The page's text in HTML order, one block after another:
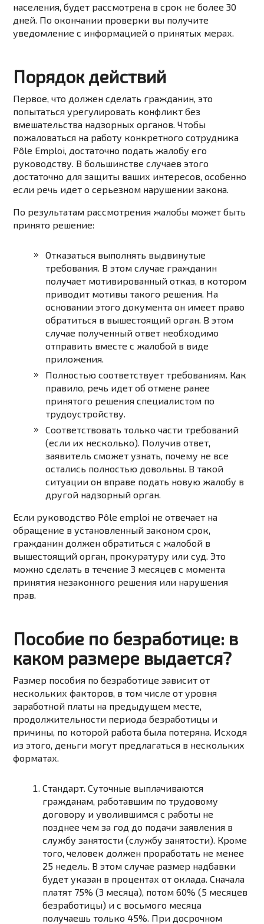
населения, будет рассмотрена в срок не более 30
дней. По окончании проверки вы получите
уведомление с информацией о принятых мерах.
Порядок действий
Первое, что должен сделать гражданин, это
попытаться урегулировать конфликт без
вмешательства надзорных органов. Чтобы
пожаловаться на работу конкретного сотрудника
Pôle Emploi, достаточно подать жалобу его
руководству. В большинстве случаев этого
достаточно для защиты ваших интересов, особенно
если речь идет о серьезном нарушении закона.
По результатам рассмотрения жалобы может быть
принято решение:
Отказаться выполнять выдвинутые
требования. В этом случае гражданин
получает мотивированный отказ, в котором
приводит мотивы такого решения. На
основании этого документа он имеет право
обратиться в вышестоящий орган. В этом
случае полученный ответ необходимо
отправить вместе с жалобой в виде
приложения.
Полностью соответствует требованиям. Как
правило, речь идет об отмене ранее
принятого решения специалистом по
трудоустройству.
Соответствовать только части требований
(если их несколько). Получив ответ,
заявитель сможет узнать, почему не все
остались полностью довольны. В такой
ситуации он вправе подать новую жалобу в
другой надзорный орган.
Если руководство Pôle emploi не отвечает на
обращение в установленный законом срок,
гражданин должен обратиться с жалобой в
вышестоящий орган, прокуратуру или суд. Это
можно сделать в течение 3 месяцев с момента
принятия незаконного решения или нарушения
прав.
Пособие по безработице: в
каком размере выдается?
Размер пособия по безработице зависит от
нескольких факторов, в том числе от уровня
заработной платы на предыдущем месте,
продолжительности периода безработицы и
причины, по которой работа была потеряна. Исходя
из этого, деньги могут предлагаться в нескольких
форматах.
Стандарт. Суточные выплачиваются
гражданам, работавшим по трудовому
договору и уволившимся с работы не
позднее чем за год до подачи заявления в
службу занятости (службу занятости). Кроме
того, человек должен проработать не менее
25 недель. В этом случае размер надбавки
будет указан в процентах от оклада. Сначала
платят 75% (3 месяца), потом 60% (5 месяцев
безработицы) и с восьмого месяца
получаешь только 45%. При досрочном